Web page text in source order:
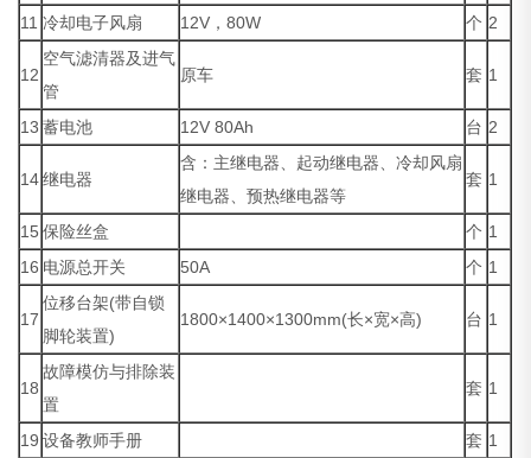
11 冷却电子风扇 12V，80W 个 2
12
空气滤清器及进气
管
原车 套 1
13 蓄电池 12V 80Ah 台 2
14 继电器
含：主继电器、起动继电器、冷却风扇
继电器、预热继电器等
套 1
15 保险丝盒 个 1
16 电源总开关 50A 个 1
17
位移台架(带自锁
脚轮装置)
1800×1400×1300mm(长×宽×高) 台 1
18
故障模仿与排除装
置
套 1
19 设备教师手册 套 1